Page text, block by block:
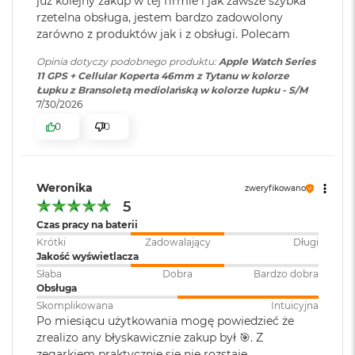
8
G
B
A
M
M
B
o
k
A
i
r
1
6
B
R
A
M
udziałem, podejmie próbę automatycznego połączenia ze
służbami ratunkowymi i powiadomi kontakty alarmowe
gdy dotrzesz na miejsce
ZAWSZE W ZASIĘGU I W KONTAKCIE– Z planem taryfowym
muzykę lub podcasty, nawet gdy Twojego iPhone’a nie ma w
pobliżu .
Dane techniczne
Kompletne dane techniczne są dostępne na stronie
apple.com/watch/compare.
Informacje prawne
Bateria: Litowo-jonowa
Zawartość zestawu: Apple Watch Series 11, Przewód
Szerokość:
Grubość:
Wysokość: 4.6 cm
rzetelna obsługa, jestem bardzo zadowolony
zarówno z produktów jak i z obsługi. Polecam
Opinia dotyczy podobnego produktu: Apple Watch Series
11 GPS + Cellular Koperta 46mm z Tytanu w kolorze
Łupku z Bransoletą mediolańską w kolorze łupku - S/M
7/30/2026
0
0
Weronika zweryfikowano
5
Czas pracy na baterii
Krótki
Zadowalający
Długi
Jakość wyświetlacza
Słaba
Dobra
Bardzo dobra
Obsługa
Skomplikowana
Intuicyjna
Po miesiącu użytkowania mogę powiedzieć że
zrealizo any błyskawicznie zakup był 🎯. Z